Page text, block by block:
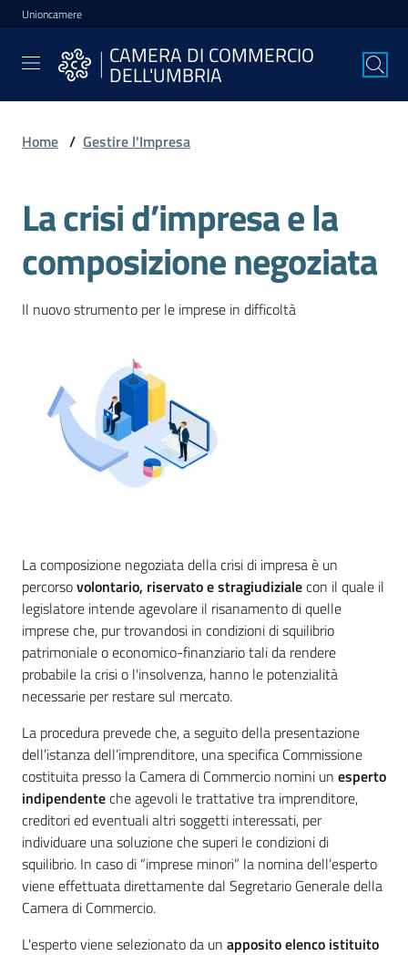
Vai al contenuto
Vai alla navigazione
Vai al footer
Unioncamere
CAMERA DI COMMERCIO
DELL'UMBRIA
CAMERA DI
COMMERCIO
DELL'UMBRIA
Camera
Avviare
l'Impresa
Promuovere
Tutelare
l'Impresa
e
il
L'Impresa
Digitale
ce
Home / Gestire l'Impresa
La crisi d’impresa e la
composizione negoziata
Il nuovo strumento per le imprese in difficoltà
La composizione negoziata della crisi di impresa è un
percorsovolontario, riservato e stragiudizialecon il quale il
legislatore intende agevolare il risanamento di quelle
imprese che, pur trovandosi in condizioni di squilibrio
patrimoniale o economico-finanziario tali da rendere
probabile la crisi o l'insolvenza, hanno le potenzialità
necessarie per restare sul mercato.
La procedura prevede che, a seguito della presentazione
dell’istanza dell’imprenditore, una specifica Commissione
costituita presso la Camera di Commercio nomini un esperto
indipendenteche agevoli le trattative tra imprenditore,
creditori ed eventuali altri soggetti interessati, per
individuare una soluzione che superi le condizioni di
squilibrio. In caso di “imprese minori” la nomina dell’esperto
viene effettuata direttamente dal Segretario Generale della
Camera di Commercio.
L'esperto viene selezionato da un apposito elenco istituito